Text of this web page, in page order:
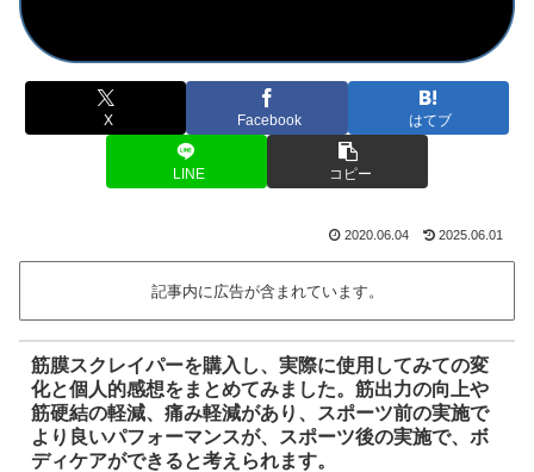
X Facebook はてブ
LINE コピー
2020.06.04 2025.06.01
記事内に広告が含まれています。
筋膜スクレイパーを購入し、実際に使用してみての変
化と個人的感想をまとめてみました。筋出力の向上や
筋硬結の軽減、痛み軽減があり、スポーツ前の実施で
より良いパフォーマンスが、スポーツ後の実施で、ボ
ディケアができると考えられます。